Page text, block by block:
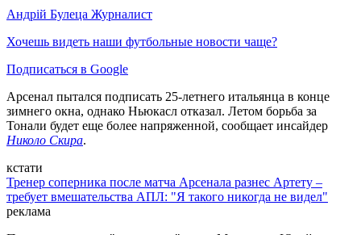
Андрій Булеца Журналист
Хочешь видеть наши футбольные новости чаще?
Подписаться в Google
Арсенал пытался подписать 25-летнего итальянца в конце
зимнего окна, однако Ньюкасл отказал. Летом борьба за
Тонали будет еще более напряженной, сообщает инсайдер
Николо Скира.
кстати
Тренер соперника после матча Арсенала разнес Артету –
требует вмешательства АПЛ: "Я такого никогда не видел"
реклама